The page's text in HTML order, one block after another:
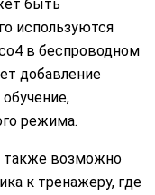
быть
используются
в беспроводном
добавление
режима.
также возможно
к тренажеру, где